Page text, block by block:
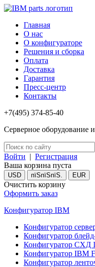
Главная
О нас
О конфигураторе
Решения и сборка
Оплата
Доставка
Гарантия
Пресс-центр
Контакты
+7(495) 374-85-40
Серверное
Войти | Регистрация
Ваша корзина пуста
USD пїЅпїЅпїЅ. EUR
Очистить корзину
Оформить заказ
Конфигуратор IBM
Конфигуратор
Конфигуратор
Конфигуратор СХД
Конфигуратор IBM
Конфигуратор